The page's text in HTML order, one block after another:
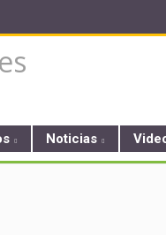
Noticias